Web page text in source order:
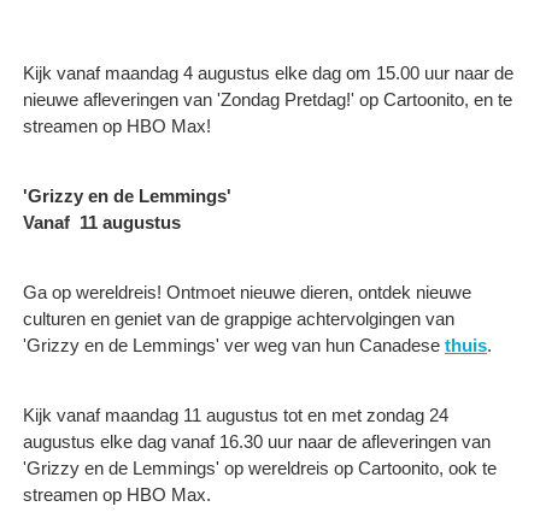
Kijk vanaf maandag 4 augustus elke dag om 15.00 uur naar de
nieuwe afleveringen van 'Zondag Pretdag!' op Cartoonito, en te
streamen op HBO Max!
'Grizzy en de Lemmings'
Vanaf 11 augustus
Ga op wereldreis! Ontmoet nieuwe dieren, ontdek nieuwe
culturen en geniet van de grappige achtervolgingen van
'Grizzy en de Lemmings' ver weg van hun Canadese thuis.
Kijk vanaf maandag 11 augustus tot en met zondag 24
augustus elke dag vanaf 16.30 uur naar de afleveringen van
'Grizzy en de Lemmings' op wereldreis op Cartoonito, ook te
streamen op HBO Max.